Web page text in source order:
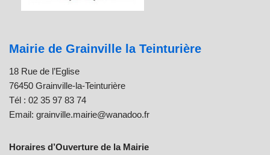
Mairie de Grainville la Teinturière
18 Rue de l’Eglise
76450 Grainville-la-Teinturière
Tél : 02 35 97 83 74
Email: grainville.mairie@wanadoo.fr
Horaires d’Ouverture de la Mairie